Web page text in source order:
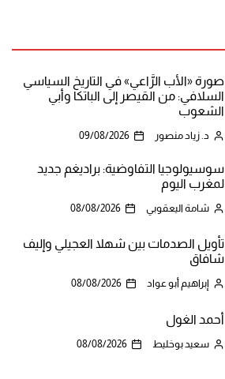
صورة «الأب الرَّاعي» في التاريخ السياسي
السلافي: من القيصر إلى الباتكا وأبي
الشعوب
د. زياد منصور 09/08/2026
سوسيولوجيا التفاوضية: براديغم جديد
لمغرب اليوم
شامة اليعقوبي 08/08/2026
تأويل الصدمات بين شهلا العجيلي وإليف
شافاق
إبراهيم أبو عواد 08/08/2026
أحمد الغول
سعيد بوخليط 08/08/2026